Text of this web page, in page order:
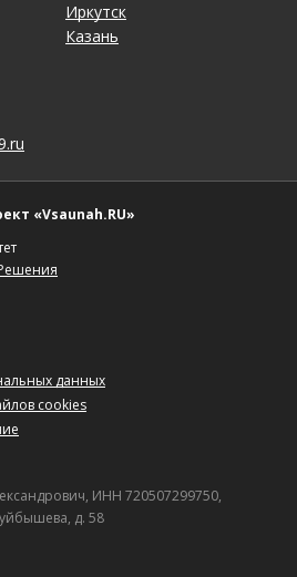
Иркутск
Казань
Набережные Челны
Нижний Новгород
Санкт-Петербург
Саратов
Чебоксары
Челябинск
«Vsaunah.RU»
данных
cookies
ИНН 720507299750,
д. 58